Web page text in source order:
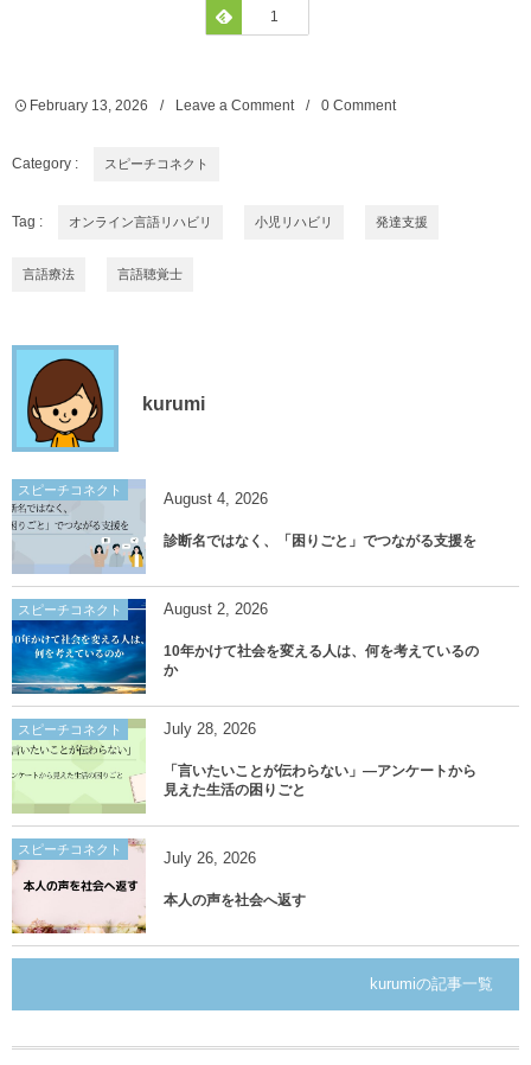
Feedly
1
February 13 ,2026 Leave a Comment 0 Comment
Category : スピーチコネクト
Tag : オンライン言語リハビリ 小児リハビリ 発達支援
言語療法 言語聴覚士
kurumi
スピーチコネクト August 4, 2026
診断名ではなく、「困りごと」でつながる支援を
スピーチコネクト August 2, 2026
10年かけて社会を変える人は、何を考えているの
か
スピーチコネクト July 28, 2026
「言いたいことが伝わらない」―アンケートから
見えた生活の困りごと
スピーチコネクト July 26, 2026
本人の声を社会へ返す
kurumiの記事一覧